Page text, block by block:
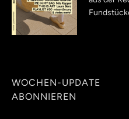
WOCHEN-UPDATE
ABONNIEREN